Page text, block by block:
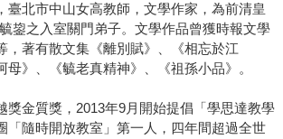
臺北市中山女高教師，文學作家，為前清皇
鋆之入室關門弟子。文學作品曾獲時報文學
，著有散文集《離別賦》、《相忘於江
母》、《毓老真精神》、《祖孫小品》。
獎金質獎，2013年9月開始提倡「學思達教學
「隨時開放教室」第一人，四年間超過全世